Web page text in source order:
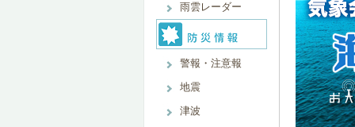
雨雲レーダー
警報・注意報
地震
津波